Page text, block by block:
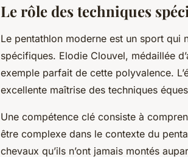
Le rôle des techniques
Le pentathlon moderne est un sport qui
spécifiques. Elodie Clouvel, médaillée
exemple parfait de cette polyvalence.
excellente maîtrise des techniques
Une compétence clé consiste à
être complexe dans le contexte du
chevaux qu’ils n’ont jamais montés